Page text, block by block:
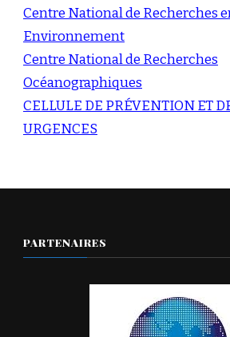
Centre National de Recherches
Environnement
Centre National de Recherches
Océanographiques
CELLULE DE PRÉVENTION ET
URGENCES
PARTENAIRES